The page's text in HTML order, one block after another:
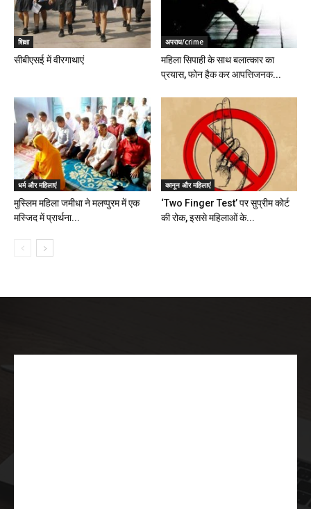
शिक्षा
सीबीएसई में वीरगाथाएं
अपराध/crime
महिला सिपाही के साथ बलात्कार का
प्रयास, फोन हैक कर आपत्तिजनक...
धर्म और महिलाएं
मुस्लिम महिला जमीधा ने मलप्पुरम में एक
मस्जिद में प्रार्थना...
कानून और महिलाएं
‘Two Finger Test’ पर सुप्रीम कोर्ट
की रोक, इससे महिलाओं के...